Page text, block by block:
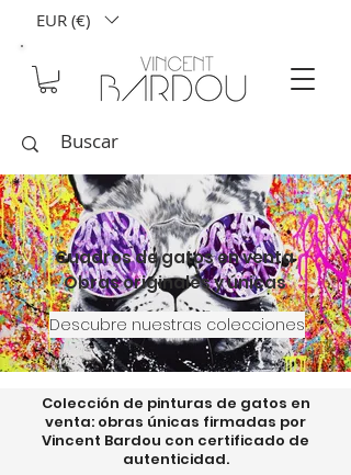
EUR (€)
Cuadros de gatos en venta
Obras originales y únicas
Descubre nuestras colecciones
Colección de pinturas de gatos en
venta: obras únicas firmadas por
Vincent Bardou con certificado de
autenticidad.